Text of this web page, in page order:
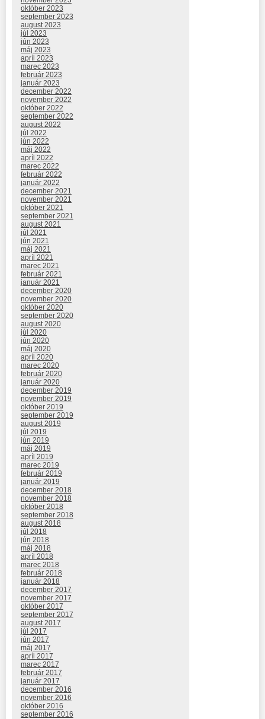
október 2023
september 2023
august 2023
júl 2023
jún 2023
máj 2023
apríl 2023
marec 2023
február 2023
január 2023
december 2022
november 2022
október 2022
september 2022
august 2022
júl 2022
jún 2022
máj 2022
apríl 2022
marec 2022
február 2022
január 2022
december 2021
november 2021
október 2021
september 2021
august 2021
júl 2021
jún 2021
máj 2021
apríl 2021
marec 2021
február 2021
január 2021
december 2020
november 2020
október 2020
september 2020
august 2020
júl 2020
jún 2020
máj 2020
apríl 2020
marec 2020
február 2020
január 2020
december 2019
november 2019
október 2019
september 2019
august 2019
júl 2019
jún 2019
máj 2019
apríl 2019
marec 2019
február 2019
január 2019
december 2018
november 2018
október 2018
september 2018
august 2018
júl 2018
jún 2018
máj 2018
apríl 2018
marec 2018
február 2018
január 2018
december 2017
november 2017
október 2017
september 2017
august 2017
júl 2017
jún 2017
máj 2017
apríl 2017
marec 2017
február 2017
január 2017
december 2016
november 2016
október 2016
september 2016